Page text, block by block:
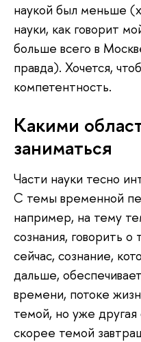
наукой был меньше
науки, как говорит
больше всего в
правда). Хочется,
компетентность.
Какими
заниматься
Части науки тесно
С темы временной
например, на тему
сознания, говорить о
сейчас, сознание,
дальше,
времени, потоке
темой, но уже другая
скорее темой